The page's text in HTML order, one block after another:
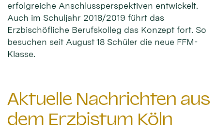
erfolgreiche Anschlussperspektiven entwickelt.
Auch im Schuljahr 2018/2019 führt das
Erzbischöfliche Berufskolleg das Konzept fort. So
besuchen seit August 18 Schüler die neue FFM-
Klasse.
Aktuelle Nachrichten aus
dem Erzbistum Köln